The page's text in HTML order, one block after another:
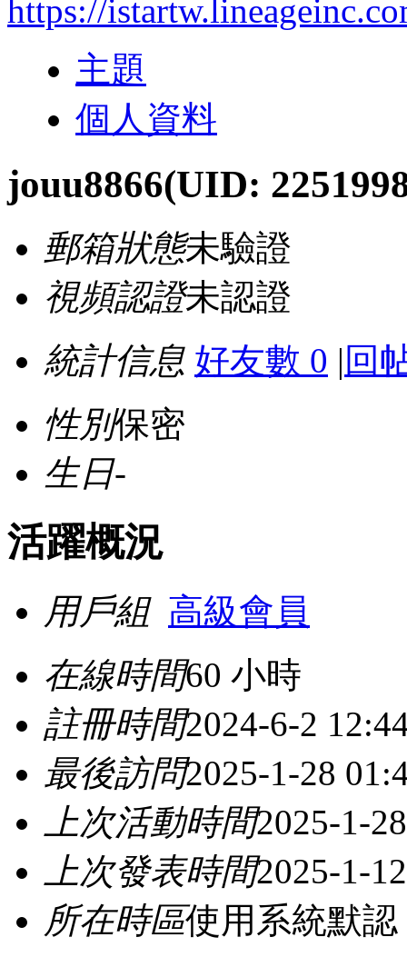
https://
主題
個人資料
jouu8866(UID:
郵箱狀態未驗證
視頻認證未認證
統計信息 好友數 0 | 回
性別保密
生日-
活躍概況
用戶組 高級會員
在線時間60 小時
註冊時間2024-6-2
最後訪問2025-1-28
上次活動時間2025-1-
上次發表時間2025-1-
所在時區使用系統默認